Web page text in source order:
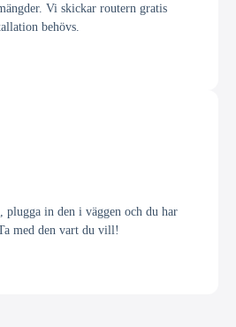
Vi skickar routern gratis
behövs.
plugga in den i väggen och du har
med den vart du vill!